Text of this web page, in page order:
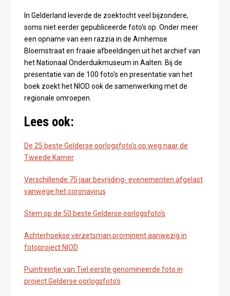
In Gelderland leverde de zoektocht veel bijzondere,
soms niet eerder gepubliceerde foto's op. Onder meer
een opname van een razzia in de Arnhemse
Bloemstraat en fraaie afbeeldingen uit het archief van
het Nationaal Onderduikmuseum in Aalten. Bij de
presentatie van de 100 foto's en presentatie van het
boek zoekt het NIOD ook de samenwerking met de
regionale omroepen.
Lees ook:
De 25 beste Gelderse oorlogsfoto's op weg naar de
Tweede Kamer
Verschillende 75 jaar bevrijding- evenementen afgelast
vanwege het coronavirus
Stem op de 50 beste Gelderse oorlogsfoto's
Achterhoekse verzetsman prominent aanwezig in
fotoproject NIOD
Puintreintje van Tiel eerste genomineerde foto in
project Gelderse oorlogsfoto's